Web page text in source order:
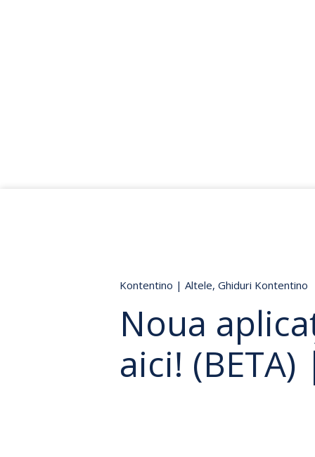
Kontentino | Altele, Ghiduri Kontentino
Noua
aici!